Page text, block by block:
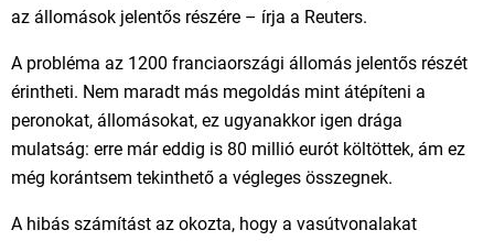
az állomások jelentős részére – írja a Reuters.
A probléma az 1200 franciaországi állomás jelentős részét
érintheti. Nem maradt más megoldás mint átépíteni a
peronokat, állomásokat, ez ugyanakkor igen drága
mulatság: erre már eddig is 80 millió eurót költöttek, ám ez
még korántsem tekinthető a végleges összegnek.
A hibás számítást az okozta, hogy a vasútvonalakat